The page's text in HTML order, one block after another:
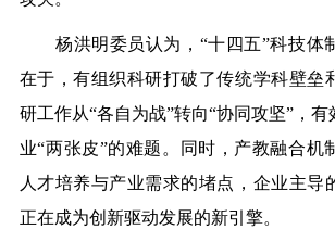
杨洪明委员认为，“十四五”科技体
在于，有组织科研打破了传统学科壁垒
研工作从“各自为战”转向“协同攻坚”，
业“两张皮”的难题。同时，产教融合机
人才培养与产业需求的堵点，企业主导
正在成为创新驱动发展的新引擎。